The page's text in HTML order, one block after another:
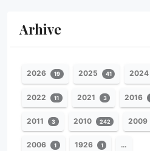
Arhive
2026 19 2025 41 2024
2022 11 2021 3 2016
2011 3 2010 242 2009
2006 1 1926 1 …